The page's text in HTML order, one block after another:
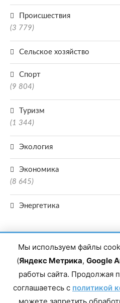
Происшествия
(3 779)
Сельское хозяйство
Спорт
(9 804)
Туризм
(1 344)
Экология
Экономика
(8 645)
Энергетика
Главный редактор сетевого издания
редакции: 8(988)-292-94-34 Почта:
Мы используем файлы
(Яндекс Метрика, Google
работы сайта. Продолжая
соглашаетесь с политикой